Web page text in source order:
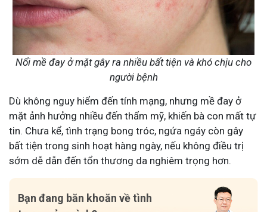
Nổi mề đay ở mặt gây ra nhiều bất tiện và khó chịu cho
người bệnh
Dù không nguy hiểm đến tính mạng, nhưng mề đay ở
mặt ảnh hưởng nhiều đến thẩm mỹ, khiến bà con mất tự
tin. Chưa kể, tình trạng bong tróc, ngứa ngáy còn gây
bất tiện trong sinh hoạt hàng ngày, nếu không điều trị
sớm dễ dẫn đến tổn thương da nghiêm trọng hơn.
Bạn đang băn khoăn về tình